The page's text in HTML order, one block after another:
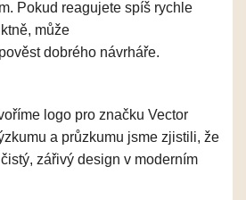
. Pokud reagujete spíš rychle
, může
pověst dobrého návrháře.
logo pro značku Vector
a průzkumu jsme zjistili, že
čistý, zářivý design v moderním